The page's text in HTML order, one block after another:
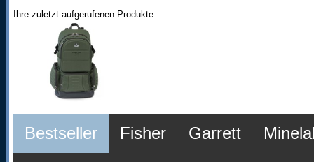
Ihre zuletzt aufgerufenen Produkte:
Bestseller Fisher Garrett